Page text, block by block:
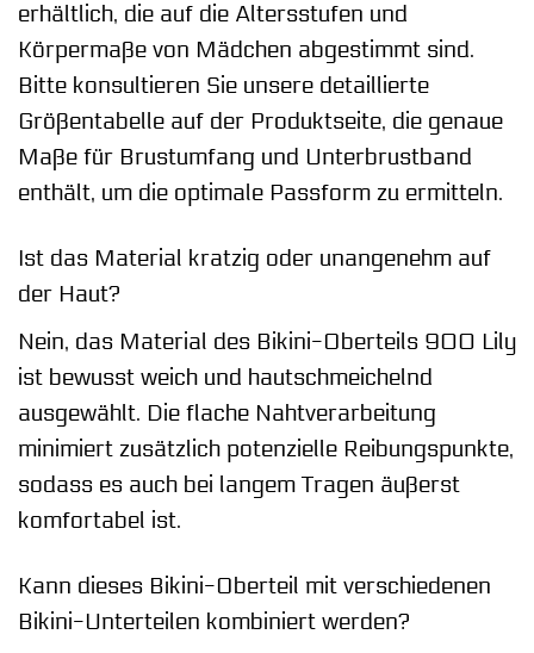
erhältlich, die auf die Altersstufen und
Körpermaße von Mädchen abgestimmt sind.
Bitte konsultieren Sie unsere detaillierte
Größentabelle auf der Produktseite, die genaue
Maße für Brustumfang und Unterbrustband
enthält, um die optimale Passform zu ermitteln.
Ist das Material kratzig oder unangenehm auf
der Haut?
Nein, das Material des Bikini-Oberteils 900 Lily
ist bewusst weich und hautschmeichelnd
ausgewählt. Die flache Nahtverarbeitung
minimiert zusätzlich potenzielle Reibungspunkte,
sodass es auch bei langem Tragen äußerst
komfortabel ist.
Kann dieses Bikini-Oberteil mit verschiedenen
Bikini-Unterteilen kombiniert werden?